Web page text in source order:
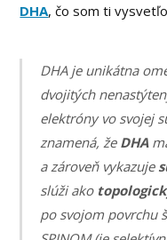
DHA, čo som ti
DHA je unikátna
dvojitých
elektróny vo svojej
znamená, že DHA
a zároveň vykazuje
slúži ako
po svojom povrchu